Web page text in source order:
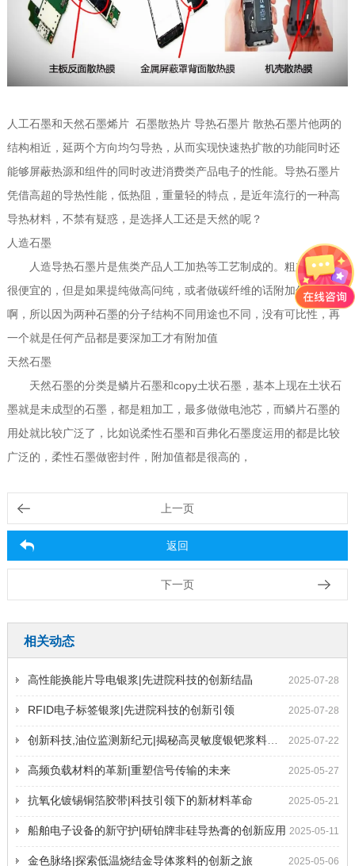
人工石墨和天然石墨烯片 石墨散热片 导热石墨片 散热石墨片他两的
结构相近，延两个方向均匀导热，从而实现快速热扩散的功能同时还
能够屏蔽热源和组件的同时改进消费类产品电子的性能。导热石墨片
凭借高超的导热性能，低热阻，重量轻的特点，是近年流行的一种高
导热材料，不禁有疑惑，是选择人工还是天然的呢？
人造石墨
人造导热石墨片是焦类产品人工加热等工艺制成的。粗加工也是
很便宜的，但是如果提纯做高问纯，或者做碳纤维的话附加值就高了
啊，所以因为两种石墨的分子结构不同用途也不同，没有可比性，再
一个就是任何产品都是要深加工才有附加值
天然石墨
天然石墨的分类是鳞片石墨和copy土状石墨，基本上现在土状石
墨就是未成型的石墨，都是粗加工，最多做做电池芯，而鳞片石墨的
用处就比较广泛了，比如说柔性石墨和百弗化石墨度运用的都是比较
广泛的，柔性石墨做密封件，附加值都是很高的，
上一页
返回
下一页
相关动态
2025-07-28
高性能换能片导电银浆|先进院科技的创新结晶
2025-07-28
RFID电子标签银浆|先进院科技的创新引领
2025-07-22
创新科技,油位监测新纪元|揭秘高灵敏度银钯浆料的奥秘
2025-05-27
高频负载材料的革新|重塑信号传输的未来
2025-05-21
抗氧化镀锡铜箔胶带|科技引领下的新材料革命
2025-05-11
船舶电子设备的新守护|研铂牌非硅导热膏的创新应用
2025-05-06
金色脉络|探索低温烧结金导体浆料的创新之旅